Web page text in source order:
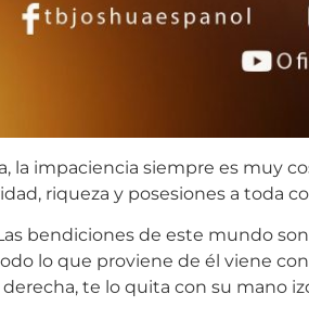
la impaciencia siempre es muy
riqueza y posesiones a toda
bendiciones de este mundo
lo que proviene de él viene
te lo quita con su mano